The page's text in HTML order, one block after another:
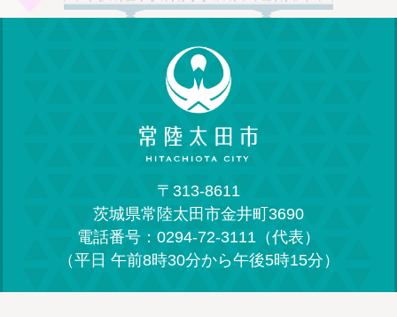
〒313-8611
茨城県常陸太田市金井町3690
電話番号：0294-72-3111（代表）
（平日 午前8時30分から午後5時15分）